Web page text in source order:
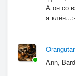
А он со
я
Ann,